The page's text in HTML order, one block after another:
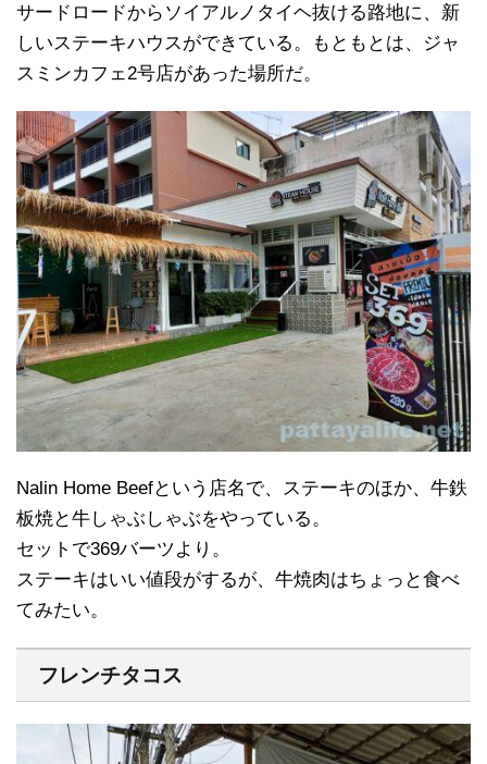
サードロードからソイアルノタイヘ抜ける路地に、新
しいステーキハウスができている。もともとは、ジャ
スミンカフェ2号店があった場所だ。
Nalin Home Beefという店名で、ステーキのほか、牛鉄
板焼と牛しゃぶしゃぶをやっている。
セットで369バーツより。
ステーキはいい値段がするが、牛焼肉はちょっと食べ
てみたい。
フレンチタコス